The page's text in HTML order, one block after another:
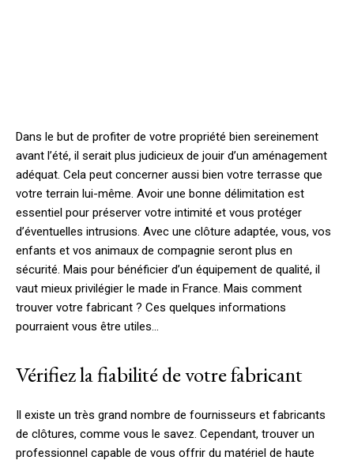
Dans le but de profiter de votre propriété bien sereinement
avant l’été, il serait plus judicieux de jouir d’un aménagement
adéquat. Cela peut concerner aussi bien votre terrasse que
votre terrain lui-même. Avoir une bonne délimitation est
essentiel pour préserver votre intimité et vous protéger
d’éventuelles intrusions. Avec une clôture adaptée, vous, vos
enfants et vos animaux de compagnie seront plus en
sécurité. Mais pour bénéficier d’un équipement de qualité, il
vaut mieux privilégier le made in France. Mais comment
trouver votre fabricant ? Ces quelques informations
pourraient vous être utiles…
Vérifiez la fiabilité de votre fabricant
Il existe un très grand nombre de fournisseurs et fabricants
de clôtures, comme vous le savez. Cependant, trouver un
professionnel capable de vous offrir du matériel de haute